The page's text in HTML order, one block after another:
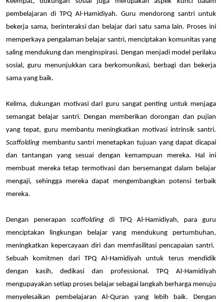
pembelajaran di TPQ Al-Hamidiyah. Guru mendorong santri untuk
bekerja sama, berinteraksi dan belajar dari satu sama lain. Proses ini
memperkaya pengalaman belajar santri, menciptakan komunitas yang
saling mendukung dan menginspirasi. Dengan menjadi model perilaku
sosial, guru menunjukkan cara berkomunikasi, berbagi dan bekerja
sama yang baik.
Kelima, dukungan motivasi dari guru sangat penting untuk menjaga
semangat belajar santri. Dengan memberikan dorongan dan pujian
Scaffolding membantu santri menetapkan tujuan yang dapat dicapai
dan tantangan yang sesuai dengan kemampuan mereka. Hal ini
membuat mereka tetap termotivasi dan bersemangat dalam belajar
mengaji, sehingga mereka dapat mengembangkan potensi terbaik
mereka.
Dengan penerapan scaffolding di TPQ Al-Hamidiyah, para guru
menciptakan lingkungan belajar yang mendukung pertumbuhan,
meningkatkan kepercayaan diri dan memfasilitasi pencapaian santri.
Sebuah komitmen dari TPQ Al-Hamidiyah untuk terus mendidik
dengan kasih, dedikasi dan professional. TPQ Al-Hamidiyah
mengupayakan setiap proses belajar sebagai langkah berharga menuju
menyelesaikan pembelajaran Al-Quran yang lebih baik. Dengan